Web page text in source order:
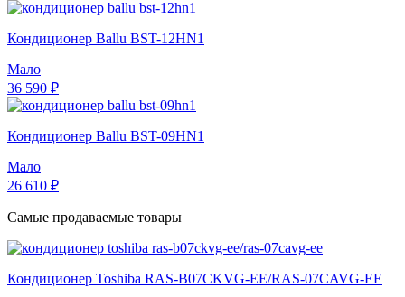
Кондиционер Ballu BST-12HN1
Мало
36 590 ₽
Кондиционер Ballu BST-09HN1
Мало
26 610 ₽
Самые продаваемые товары
Кондиционер Toshiba RAS-B07CKVG-EE/RAS-07CAVG-EE